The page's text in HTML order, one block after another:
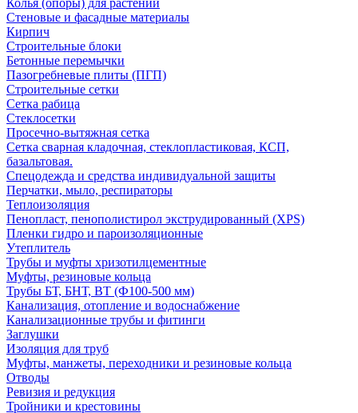
Колья (опоры) для растений
Стеновые и фасадные материалы
Кирпич
Строительные блоки
Бетонные перемычки
Пазогребневые плиты (ПГП)
Строительные сетки
Сетка рабица
Стеклосетки
Просечно-вытяжная сетка
Сетка сварная кладочная, стеклопластиковая, КСП,
базальтовая.
Спецодежда и средства индивидуальной защиты
Перчатки, мыло, респираторы
Теплоизоляция
Пенопласт, пенополистирол экструдированный (XPS)
Пленки гидро и пароизоляционные
Утеплитель
Трубы и муфты хризотилцементные
Муфты, резиновые кольца
Трубы БТ, БНТ, ВТ (Ф100-500 мм)
Канализация, отопление и водоснабжение
Канализационные трубы и фитинги
Заглушки
Изоляция для труб
Муфты, манжеты, переходники и резиновые кольца
Отводы
Ревизия и редукция
Тройники и крестовины